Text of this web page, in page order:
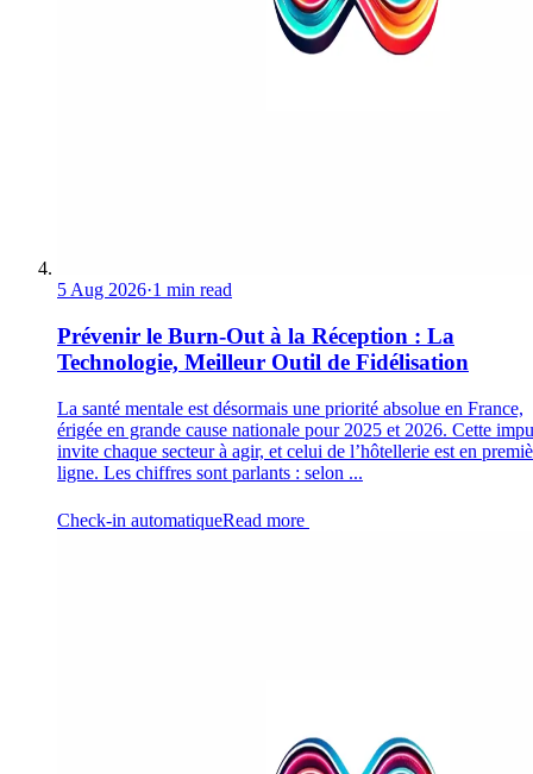
5 Aug 2026·1 min read
Prévenir le Burn-Out à la Réception : La
Technologie, Meilleur Outil de Fidélisation
La santé mentale est désormais une priorité absolue en France,
érigée en grande cause nationale pour 2025 et 2026. Cette
invite chaque secteur à agir, et celui de l’hôtellerie est en
ligne. Les chiffres sont parlants : selon ...
Check-in automatiqueRead more